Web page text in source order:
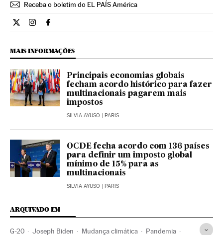
Receba o boletim do EL PAÍS América
Internacional El País Brasil en Twitter
Internacional El País Brasil en Instagram
Internacional El País Brasil en Facebook
MAIS INFORMAÇÕES
Principais economias globais
fecham acordo histórico para fazer
multinacionais pagarem mais
impostos
SILVIA AYUSO | PARIS
OCDE fecha acordo com 136 países
para definir um imposto global
mínimo de 15% para as
multinacionais
SILVIA AYUSO | PARIS
ARQUIVADO EM
G-20 Joseph Biden Mudança climática Pandemia